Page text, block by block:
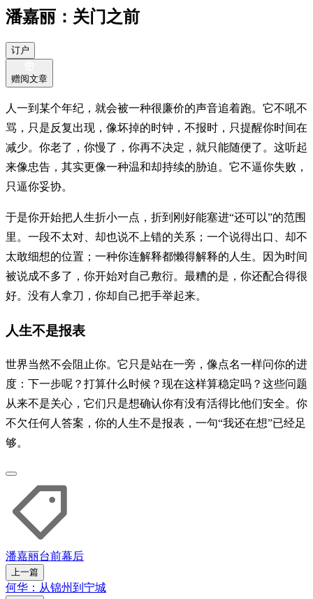
潘嘉丽：关门之前
订户
赠阅文章
人一到某个年纪，就会被一种很廉价的声音追着跑。它不吼不
骂，只是反复出现，像坏掉的时钟，不报时，只提醒你时间在
减少。你老了，你慢了，你再不决定，就只能随便了。这听起
来像忠告，其实更像一种温和却持续的胁迫。它不逼你失败，
只逼你妥协。
于是你开始把人生折小一点，折到刚好能塞进“还可以”的范围
里。一段不太对、却也说不上错的关系；一个说得出口、却不
太敢细想的位置；一种你连解释都懒得解释的人生。因为时间
被说成不多了，你开始对自己敷衍。最糟的是，你还配合得很
好。没有人拿刀，你却自己把手举起来。
人生不是报表
世界当然不会阻止你。它只是站在一旁，像点名一样问你的进
度：下一步呢？打算什么时候？现在这样算稳定吗？这些问题
从来不是关心，它们只是想确认你有没有活得比他们安全。你
不欠任何人答案，你的人生不是报表，一句“我还在想”已经足
够。
潘嘉丽台前幕后
上一篇
何华：从锦州到宁城